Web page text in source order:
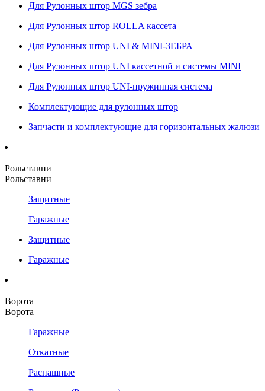
Для Рулонных штор MGS зебра
Для Рулонных штор ROLLA кассета
Для Рулонных штор UNI & MINI-ЗЕБРА
Для Рулонных штор UNI кассетной и системы MINI
Для Рулонных штор UNI-пружинная система
Комплектующие для рулонных штор
Запчасти и комплектующие для горизонтальных жалюзи
Рольставни
Рольставни
Защитные
Гаражные
Защитные
Гаражные
Ворота
Ворота
Гаражные
Откатные
Распашные